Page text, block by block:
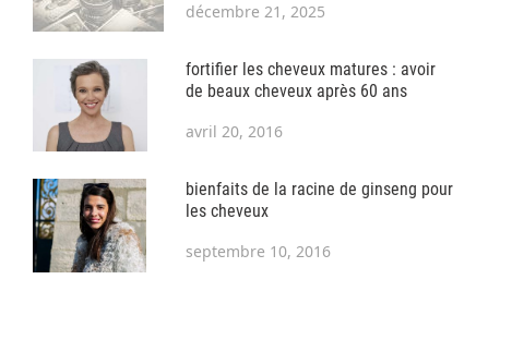
décembre 21, 2025
fortifier les cheveux matures : avoir
de beaux cheveux après 60 ans
avril 20, 2016
bienfaits de la racine de ginseng pour
les cheveux
septembre 10, 2016